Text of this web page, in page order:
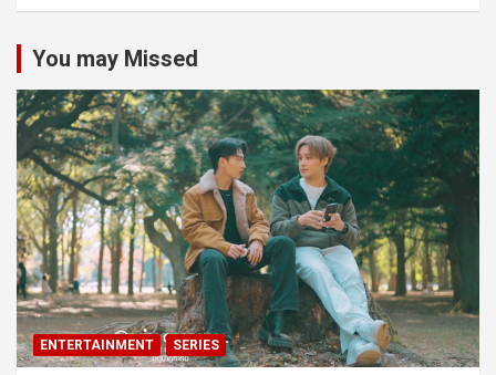
You may Missed
ENTERTAINMENT SERIES